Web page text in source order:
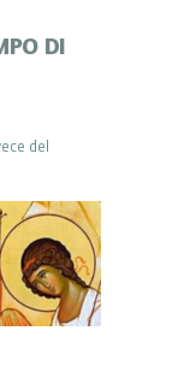
DI
del